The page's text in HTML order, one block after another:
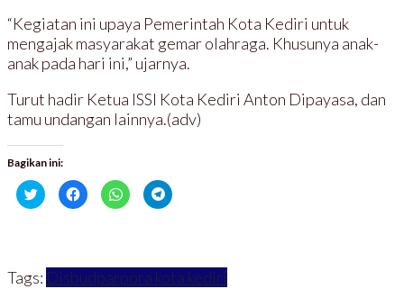
“Kegiatan ini upaya Pemerintah Kota Kediri untuk
mengajak masyarakat gemar olahraga. Khusunya anak-
anak pada hari ini,” ujarnya.
Turut hadir Ketua ISSI Kota Kediri Anton Dipayasa, dan
tamu undangan lainnya.(adv)
Bagikan ini:
K
l
k
b
K
l
u
k
m
K
l
u
k
b
K
l
u
k
b
Tags: Disbudparpora kota kediri